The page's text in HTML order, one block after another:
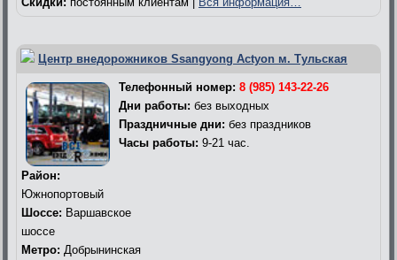
Центр внедорожников Ssangyong Actyon м. Тульская
Телефонный номер: 8 (985) 143-22-26
Дни работы: без выходных
Праздничные дни: без праздников
Часы работы: 9-21 час.
Район:
Южнопортовый
Шоссе: Варшавское
шоссе
Метро: Добрынинская